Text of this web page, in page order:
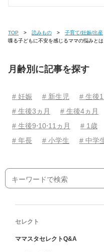
TOP 読みもの 子育て/妊娠/出産
喋る子どもに不安を感じるママの悩みとは
月齢別に記事を探す
# 妊娠 # 新生児 # 生後1
# 生後3ヵ月
# 生後4ヵ月
# 生後9⋅10⋅11ヵ月
# 1歳
# 年長
# 小学生 # 中学
セレクト
ママスタセレクトQ&A